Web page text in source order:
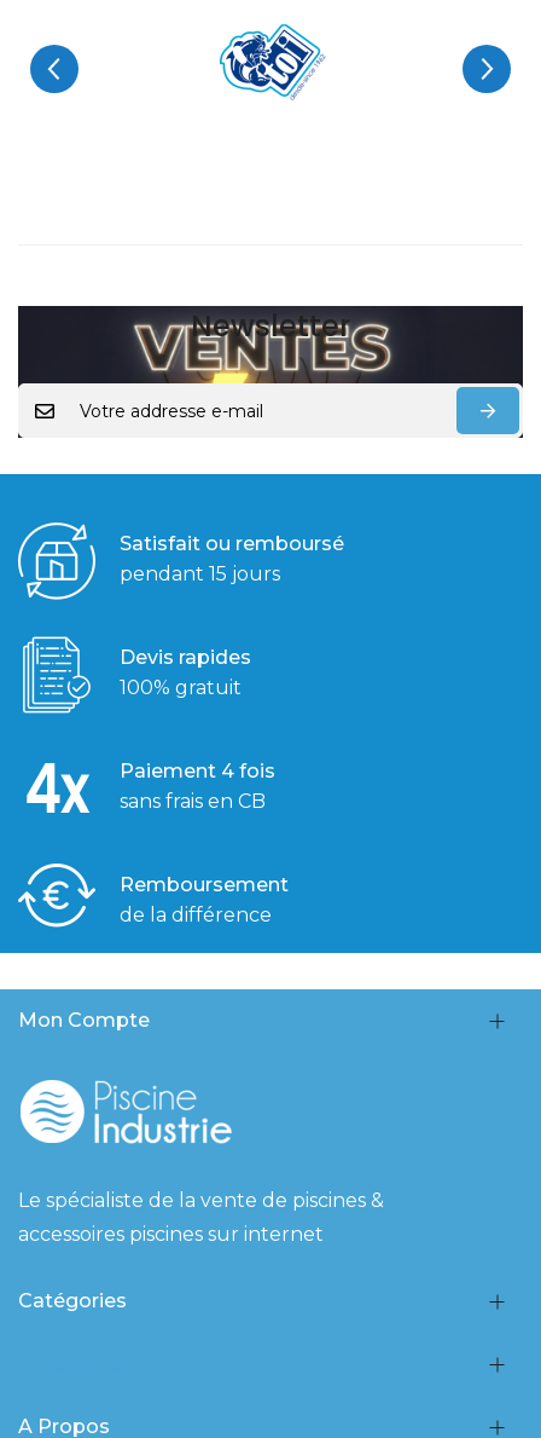
Newsletter
Satisfait ou remboursé
pendant 15 jours
Devis rapides
100% gratuit
Paiement 4 fois
sans frais en CB
Remboursement
de la différence
Le spécialiste de la vente de piscines &
accessoires piscines sur internet
Catégories
A Propos
Mon Compte